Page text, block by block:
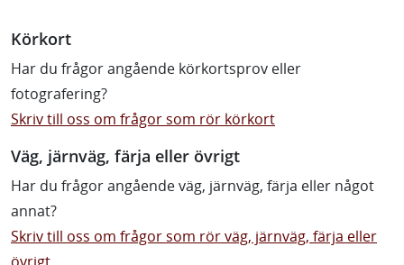
Körkort
Har du frågor angående körkortsprov eller
fotografering?
Skriv till oss om frågor som rör körkort
Väg, järnväg, färja eller övrigt
Har du frågor angående väg, järnväg, färja eller något
annat?
Skriv till oss om frågor som rör väg, järnväg, färja eller
övrigt